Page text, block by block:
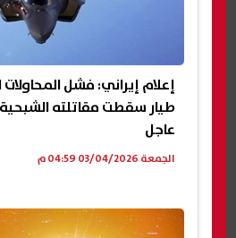
إعلام إيراني: فشل المحاولات
طيار سقطت مقاتلته
عاجل
الجمعة 03/04/2026 04:59 م